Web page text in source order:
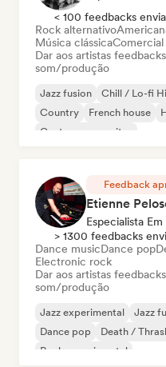
< 100 feedbacks
Rock alternativo
Música clássica
Dar aos artistas
som/produção
Jazz fusion Chill / Lo-fi
Country
French house
Cantor-compositor
Feedback
Etienne
Especialista Em
> 1300 feedbacks
Dance musicDance pop
Electronic rock
Dar aos artistas
som/produção
Jazz experimental Jazz
Dance pop
Death /
Rock experimental